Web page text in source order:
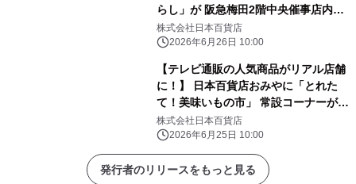
らし」が 阪急梅田2階中央催事店内で
POP UPを開催 ～7月2日(木)より
「出張！日本百貨店＠阪急梅田2階中
人気コラボ商品や店舗限定カプセルト
イなどを展開～
株式会社日本百貨店
2026年6月26日 10:00
【テレビ通販の人気商品がリアル店舗
に！】 日本百貨店おみやに「とれた
て！美味いもの市」 常設コーナーが6
月26日新設
株式会社日本百貨店
2026年6月25日 10:00
発行者のリリースをもっと見る